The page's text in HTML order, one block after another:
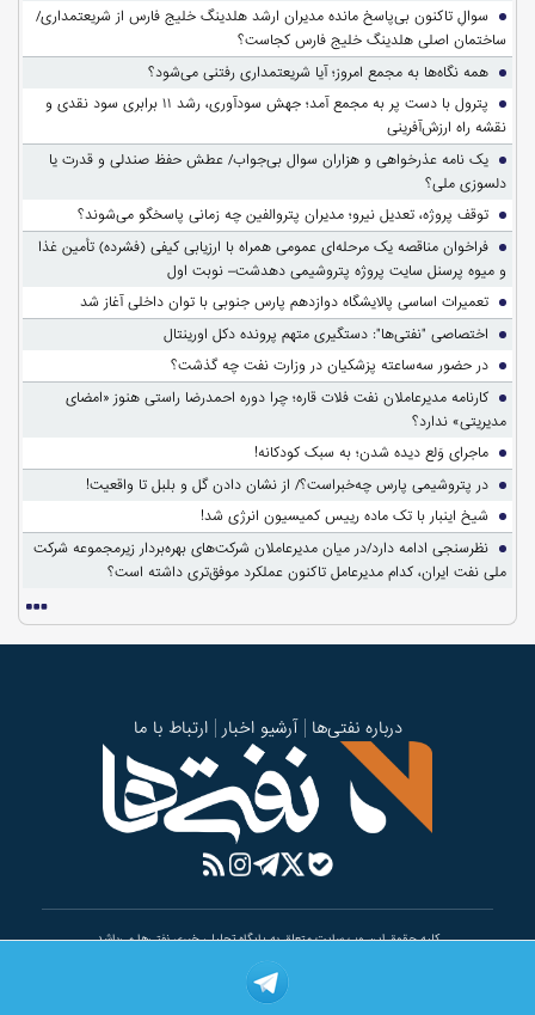
سوالِ تاکنون بی‌پاسخ مانده مدیران ارشد هلدینگ خلیج فارس از شریعتمداری/
ساختمان اصلی هلدینگ خلیج فارس کجاست؟
همه نگاه‌ها به مجمع امروز؛ آیا شریعتمداری رفتنی می‌شود؟
پترول با دست پر به مجمع آمد؛ جهش سودآوری، رشد ۱۱ برابری سود نقدی و
نقشه راه ارزش‌آفرینی
یک نامه عذرخواهی و هزاران سوال بی‌جواب/ عطش حفظ صندلی و قدرت یا
دلسوزی ملی؟
توقف پروژه، تعدیل نیرو؛ مدیران پتروالفین چه زمانی پاسخگو می‌شوند؟
فراخوان مناقصه یک مرحله‌ای عمومی همراه با ارزیابی کیفی (فشرده) تأمین غذا
و میوه پرسنل سایت پروژه پتروشیمی دهدشت– نوبت اول
تعمیرات اساسی پالایشگاه دوازدهم پارس جنوبی با توان داخلی آغاز شد
اختصاصی "نفتی‌ها": دستگیری متهم پرونده دکل اورینتال
در حضور سه‌ساعته پزشکیان در وزارت نفت چه گذشت؟
کارنامه مدیرعاملان نفت فلات قاره؛ چرا دوره احمدرضا راستی هنوز «امضای
مدیریتی» ندارد؟
ماجرای وَلع دیده شدن؛ به سبک کودکانه!
در پتروشیمی پارس چه‌خبراست؟/ از نشان دادن گل و بلبل تا واقعیت!
شیخ اینبار با تک ماده رییس کمیسیون انرژی شد!
نظرسنجی ادامه دارد/در میان مدیرعاملان شرکت‌های بهره‌بردار زیرمجموعه شرکت
ملی نفت ایران، کدام مدیرعامل تاکنون عملکرد موفق‌تری داشته است؟
درباره نفتی‌ها آرشیو اخبار ارتباط با ما
کلیه حقوق این وب سایت متعلق به پایگاه تحلیلی خبری نفتی‌ها می‌باشد